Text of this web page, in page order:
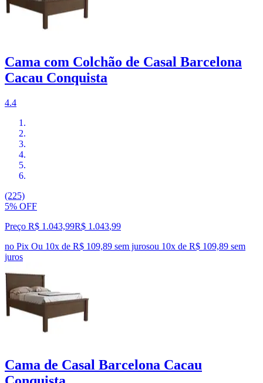
Cama com Colchão de Casal Barcelona
Cacau Conquista
4.4
(225)
5% OFF
Preço R$ 1.043,99R$ 1.043,99
no Pix Ou 10x de R$ 109,89 sem jurosou 10x de R$ 109,89 sem
juros
Cama de Casal Barcelona Cacau